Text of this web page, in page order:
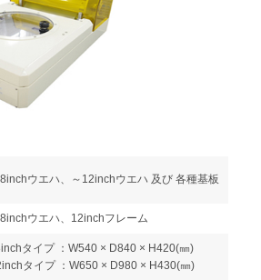
ウエハ、～12inchウエハ 及び 各種基板
ウエハ、12inchフレーム
タイプ ：W540 × D840 × H420(㎜)
タイプ ：W650 × D980 × H430(㎜)